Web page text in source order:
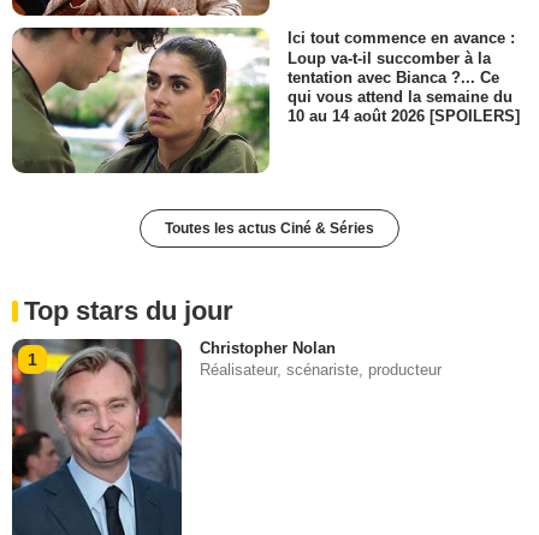
Ici tout commence en avance :
Loup va-t-il succomber à la
tentation avec Bianca ?... Ce
qui vous attend la semaine du
10 au 14 août 2026 [SPOILERS]
Toutes les actus Ciné & Séries
Top stars du jour
1
Christopher Nolan
Réalisateur, scénariste, producteur